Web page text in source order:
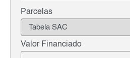
Parcelas
Valor Financiado